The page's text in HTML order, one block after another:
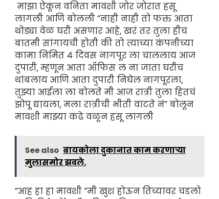
माझा ऐकून वनिता मावशी जोर जोरात हसू
लागली आणि बोलली “नाही नाही तो फक्त आता
थोड्या वेळ घरी असणार आहे, खरं तर तुला हीच
बातमी सांगायची होती की तो त्याच्या कंपनीच्या
कामा निमित ४ दिवस नागपूर ला चाललाय आज
दुपारी, म्हणून आता ऑफिस ल ना जाता घरीच
थांबलाय आणि आता दुपारी निघेल नागपूरला,
तुझ्या आईला ला बोलते मी आज रात्री तुला हितचं
झोपू द्यायला, मला रात्रीची भीती वाटते नं” बोलून
मावशी माझ्या कढे वळून हसू लागली
See also बायकोला दुकानात काम करणाऱ्या
मुलासमोर झवले.
“आह हा हा मावशी “मी खुश होऊन तिच्यावर चडलो